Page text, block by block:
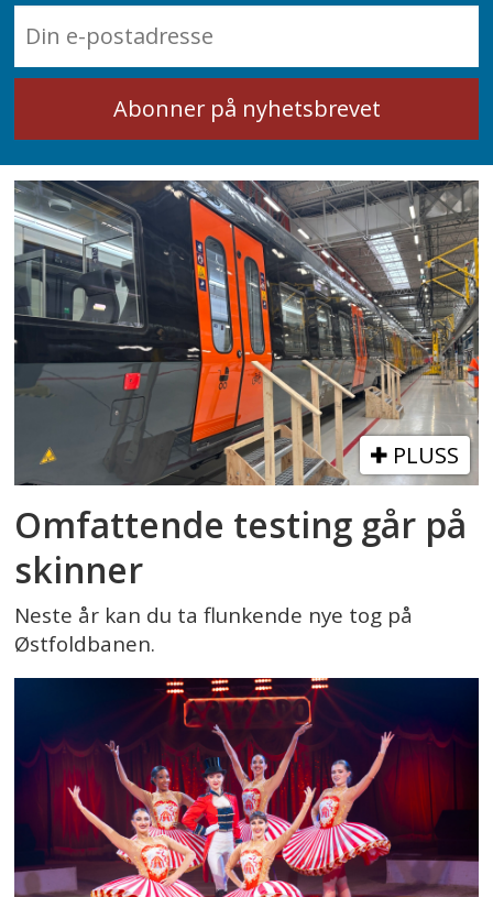
PLUSS
Omfattende testing går på
skinner
Neste år kan du ta flunkende nye tog på
Østfoldbanen.